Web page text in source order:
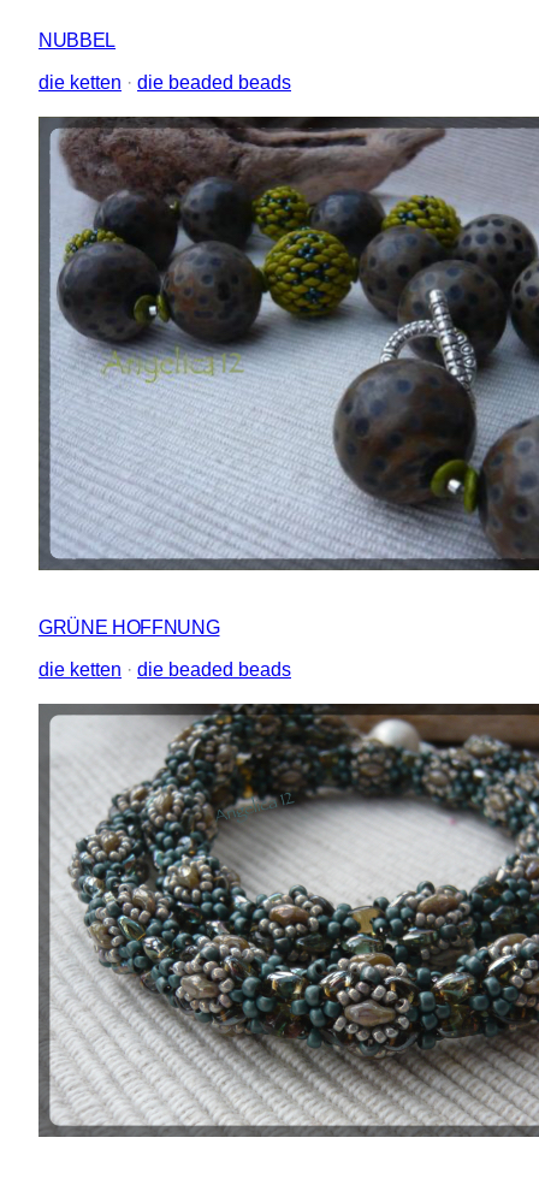
NUBBEL
die ketten · die beaded beads
GRÜNE HOFFNUNG
die ketten · die beaded beads